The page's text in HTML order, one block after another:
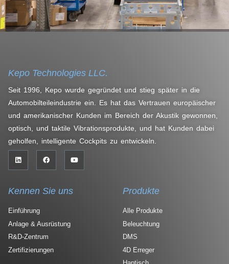
Kepo Technologies LLC.
Seit 1996, Kepo wurde gegründet und stieg später in die
Automobilteileindustrie ein. Es hat das Vertrauen europäischer
und amerikanischer Kunden im Bereich der Akustik gewonnen,
optisch, und taktile Vibrationsprodukte, und hat Kunden dabei
geholfen, intelligente Cockpits zu entwickeln.
Kennen Sie uns
Einführung
Anlage & Ausrüstung
R&D-Zentrum
Zertifizierungen
Produkte
Alle Produkte
Beleuchtung
DMS
4D Erreger